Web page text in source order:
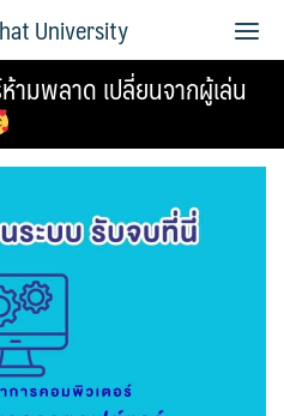
University
ามพลาด เปลี่ยนจากผู้เล่น